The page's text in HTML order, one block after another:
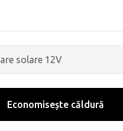
Economisește căldură